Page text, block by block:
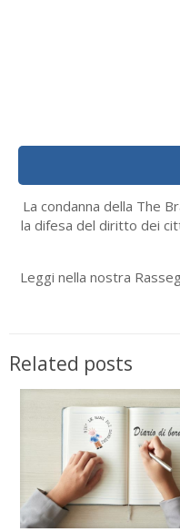
La condanna della The
la difesa del diritto dei
Leggi nella nostra
Related posts